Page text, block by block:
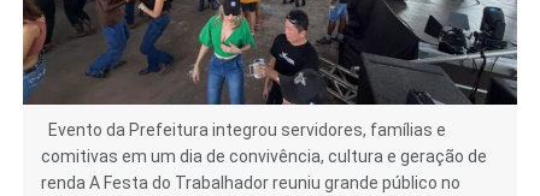
Evento da Prefeitura integrou servidores, famílias e
comitivas em um dia de convivência, cultura e geração de
renda A Festa do Trabalhador reuniu grande público no